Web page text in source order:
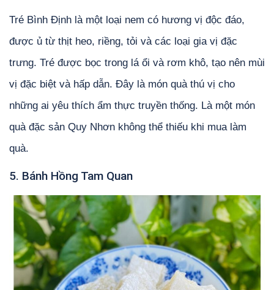
Tré Bình Định là một loại nem có hương vị độc đáo,
được ủ từ thịt heo, riềng, tỏi và các loại gia vị đặc
trưng. Tré được bọc trong lá ổi và rơm khô, tạo nên mùi
vị đặc biệt và hấp dẫn. Đây là món quà thú vị cho
những ai yêu thích ẩm thực truyền thống. Là một món
quà đặc sản Quy Nhơn không thể thiếu khi mua làm
quà.
5. Bánh Hồng Tam Quan